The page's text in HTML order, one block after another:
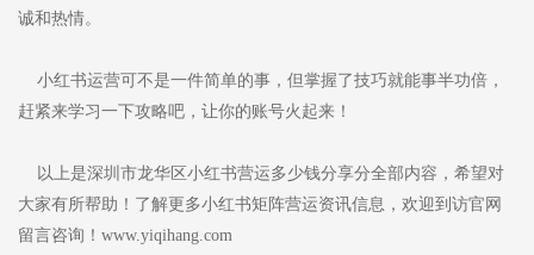
诚和热情。
小红书运营可不是一件简单的事，但掌握了技巧就能事半功倍，
赶紧来学习一下攻略吧，让你的账号火起来！
以上是深圳市龙华区小红书营运多少钱分享分全部内容，希望对
大家有所帮助！了解更多小红书矩阵营运资讯信息，欢迎到访官网
留言咨询！www.yiqihang.com